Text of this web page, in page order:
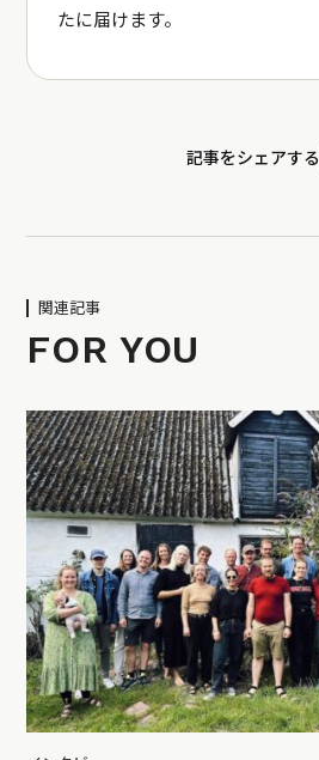
たに届けます。
記事をシェアする
関連記事
FOR YOU